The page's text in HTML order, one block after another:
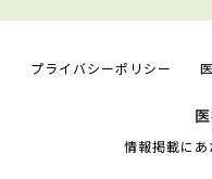
プライバシーポリシー
情報掲載にあ